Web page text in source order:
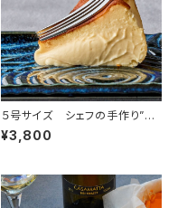
５号サイズ シェフの手作り”と
ろけるなめらか” 濃厚バスク風
チーズケーキ
¥3,800